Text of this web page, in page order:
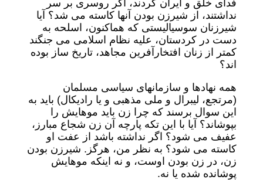
فدای خلق و ایران کردند، اگر روسری بر سر
نداشتند، از شیرزن بودن آنها کاسته می شد؟ آیا
شیرزنان سوسیالیستی که هماکنون، اسلحه به
دست در کردستان، علیه نظام اسلامی می جنگند
کمتر از زنان افتخارآفرین مجاهد، تاریخ ساز بوده
اند؟
همه نهادها و سازمانهای سیاسی مسلمان
(مرتجع، لیبرال و ملی مذهبی و یا رادیکال) باید به
این سوال برسند که چرا زن باید موهایش را
بپوشاند؟ آیا با این تکه پارچه آن زن شجاع مبارز،
عفیف می شود؟ اگر نداشته باشد از عفت او
کاسته می شود؟ به نظر من، هرگز. شیرزن بودن
زن، در زن بودن اوست، و نه اینکه موهایش
پوشانده شده یا نه.